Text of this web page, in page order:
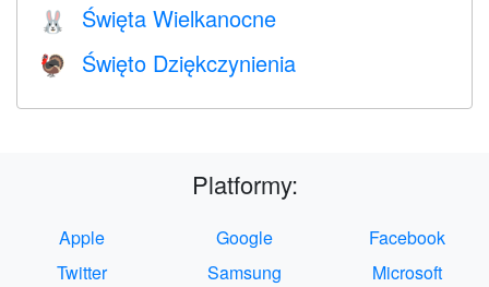
🐰 Święta Wielkanocne
🦃 Święto Dziękczynienia
Platformy:
Apple Google
Facebook
Twitter
Samsung
Microsoft